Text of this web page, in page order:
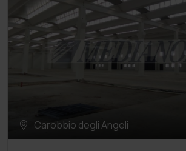
Carobbio degli Angeli